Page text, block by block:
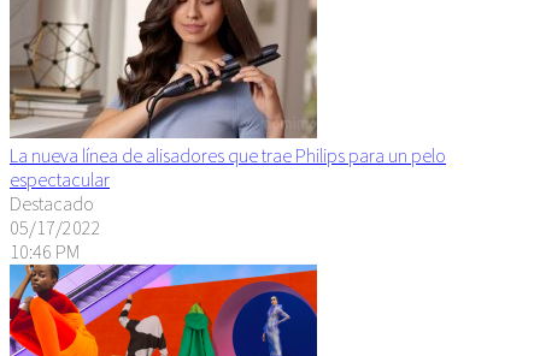
La nueva línea de alisadores que trae Philips para un pelo
espectacular
Destacado
05/17/2022
10:46 PM